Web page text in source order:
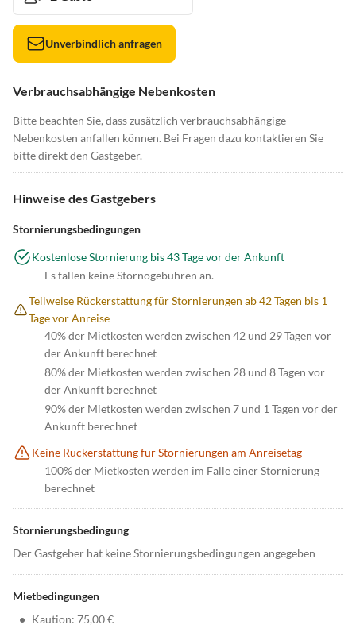
Unverbindlich anfragen
Verbrauchsabhängige Nebenkosten
Bitte beachten Sie, dass zusätzlich verbrauchsabhängige
Nebenkosten anfallen können. Bei Fragen dazu kontaktieren Sie
bitte direkt den Gastgeber.
Hinweise des Gastgebers
Stornierungsbedingungen
Kostenlose Stornierung bis 43 Tage vor der Ankunft
Es fallen keine Stornogebühren an.
Teilweise Rückerstattung für Stornierungen ab 42 Tagen bis 1
Tage vor Anreise
40% der Mietkosten werden zwischen 42 und 29 Tagen vor
der Ankunft berechnet
80% der Mietkosten werden zwischen 28 und 8 Tagen vor
der Ankunft berechnet
90% der Mietkosten werden zwischen 7 und 1 Tagen vor der
Ankunft berechnet
Keine Rückerstattung für Stornierungen am Anreisetag
100% der Mietkosten werden im Falle einer Stornierung
berechnet
Stornierungsbedingung
Der Gastgeber hat keine Stornierungsbedingungen angegeben
Mietbedingungen
• Kaution: 75,00 €